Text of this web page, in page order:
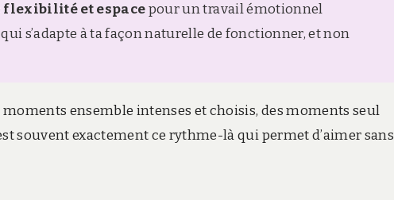
flexibilité et espacepour un travail émotionnel
s’adapte à ta façon naturelle de fonctionner, et non
ensemble intenses et choisis, des moments seul
souvent exactement ce rythme-là qui permet d’aimer sans